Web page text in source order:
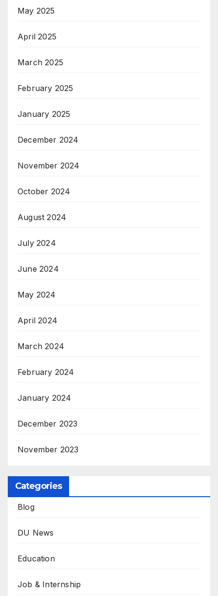
May 2025
April 2025
March 2025
February 2025
January 2025
December 2024
November 2024
October 2024
August 2024
July 2024
June 2024
May 2024
April 2024
March 2024
February 2024
January 2024
December 2023
November 2023
Categories
Blog
DU News
Education
Job & Internship